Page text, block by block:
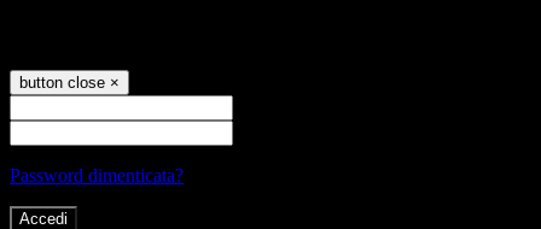
button close ×
Password dimenticata?